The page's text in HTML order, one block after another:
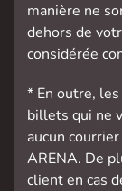
manière ne
dehors de
considérée
* En outre,
billets qui ne
aucun
ARENA. De
client en cas